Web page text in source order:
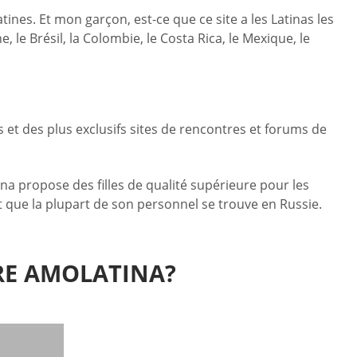
Et mon garçon, est-ce que ce site a les Latinas les
le Brésil, la Colombie, le Costa Rica, le Mexique, le
et des plus exclusifs sites de rencontres et forums de
propose des filles de qualité supérieure pour les
la plupart de son personnel se trouve en Russie.
AMOLATINA?